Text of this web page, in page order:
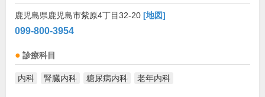
鹿児島県鹿児島市紫原4丁目32-20 [地図]
099-800-3954
診療科目
内科 腎臓内科 糖尿病内科 老年内科